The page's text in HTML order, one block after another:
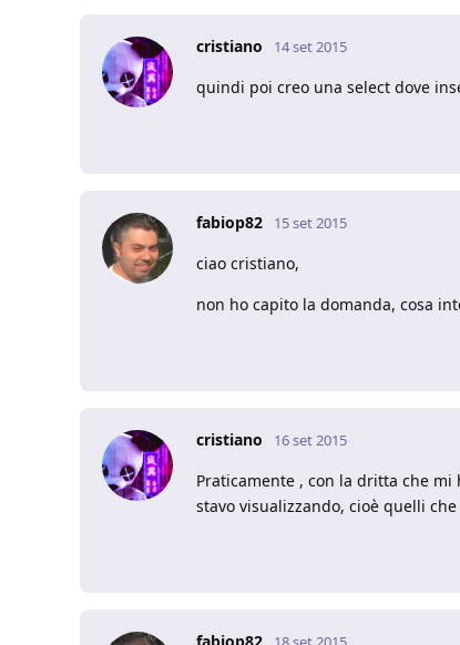
cristiano 14 set 2015
quindi poi creo una select dove
fabiop82 15 set 2015
ciao cristiano,
non ho capito la domanda, cosa
cristiano 16 set 2015
Praticamente , con la dritta che
stavo visualizzando, cioè quelli